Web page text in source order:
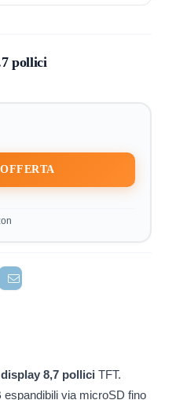
pollici
display 8,7 pollici TFT.
espandibili via microSD fino